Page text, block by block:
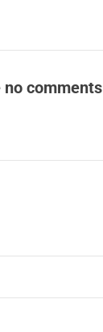
no comments